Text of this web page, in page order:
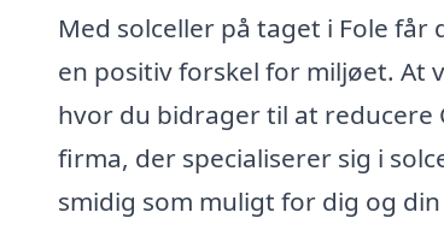
Med solceller på taget i Fole
en positiv forskel for miljøet. At
hvor du bidrager til at reducere
firma, der specialiserer sig i
smidig som muligt for dig og